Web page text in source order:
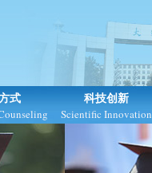
式 科技创新
Scientific Innovation